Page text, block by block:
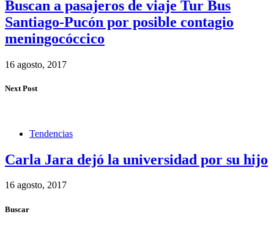
Buscan a pasajeros de viaje Tur Bus
Santiago-Pucón por posible contagio
meningocóccico
16 agosto, 2017
Next Post
Tendencias
Carla Jara dejó la universidad por su hijo
16 agosto, 2017
Buscar